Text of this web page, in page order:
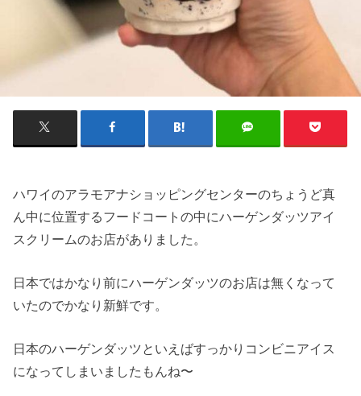
ハワイのアラモアナショッピングセンターのちょうど真
ん中に位置するフードコートの中にハーゲンダッツアイ
スクリームのお店がありました。
日本ではかなり前にハーゲンダッツのお店は無くなって
いたのでかなり新鮮です。
日本のハーゲンダッツといえばすっかりコンビニアイス
になってしまいましたもんね〜